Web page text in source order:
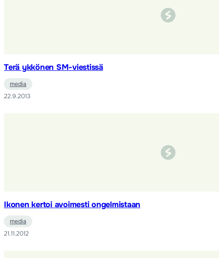
Terä ykkönen SM-viestissä
media
22.9.2013
Ikonen kertoi avoimesti ongelmistaan
media
21.11.2012